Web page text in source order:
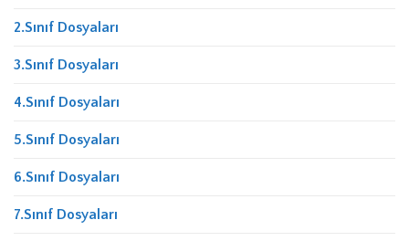
2.Sınıf Dosyaları
3.Sınıf Dosyaları
4.Sınıf Dosyaları
5.Sınıf Dosyaları
6.Sınıf Dosyaları
7.Sınıf Dosyaları